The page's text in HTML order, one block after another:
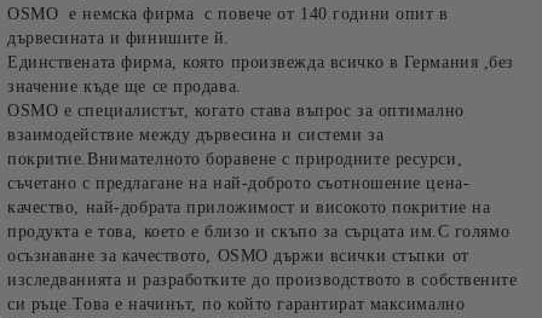
OSMO е немска фирма с повече от 140 години опит в
дървесината и финишите й.
Единствената фирма, която произвежда всичко в Германия ,без
значение къде ще се продава.
OSMO е специалистът, когато става въпрос за оптимално
взаимодействие между дървесина и системи за
покритие.Внимателното боравене с природните ресурси,
съчетано с предлагане на най-доброто съотношение цена-
качество, най-добрата приложимост и високото покритие на
продукта е това, което е близо и скъпо за сърцата им.С голямо
осъзнаване за качеството, OSMO държи всички стъпки от
изследванията и разработките до производството в собствените
си ръце.Това е начинът, по който гарантират максимално